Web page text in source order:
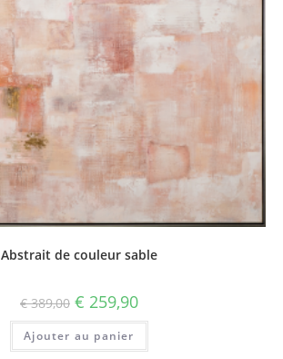
Abstrait de couleur sable
€389,00 Le
prix
initial
était :
€ 389,00.
€ 259,90Le
actuel
€ 259,90.
Ajouter au panier